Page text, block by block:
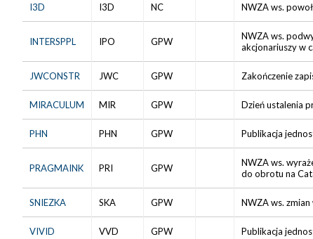
I3D I3D NC NWZA ws.
INTERSPPL IPO GPW
NWZA ws.
akcjonariuszy w
JWCONSTR JWC GPW Zakończenie
MIRACULUM MIR GPW Dzień ustalenia
PHN PHN GPW Publikacja
PRAGMAINK PRI GPW
NWZA ws.
do obrotu na
SNIEZKA SKA GPW NWZA ws. zmian
VIVID VVD GPW Publikacja